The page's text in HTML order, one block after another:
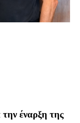
έναρξη της